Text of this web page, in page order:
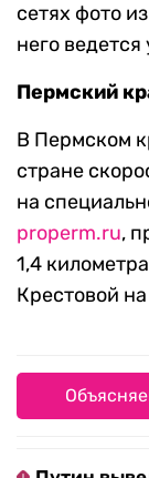
сетях фото
него
Пермский
В Пермском
стране
на
properm.ru,
1,4
Крестовой